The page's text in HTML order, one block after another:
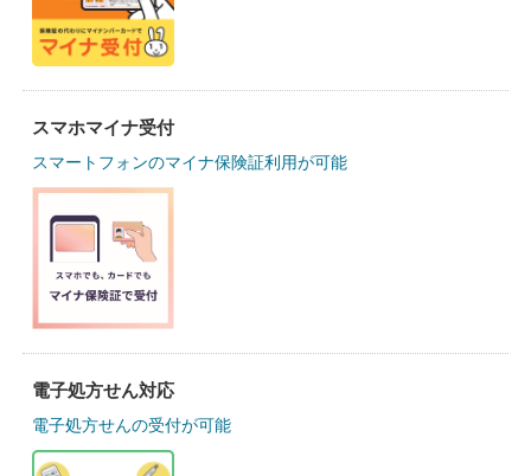
スマホマイナ受付
スマートフォンのマイナ保険証利用が可能
電子処方せん対応
電子処方せんの受付が可能